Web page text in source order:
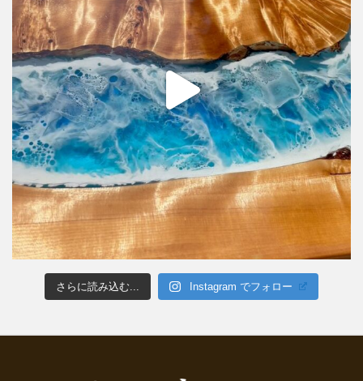
さらに読み込む... Instagram でフォロー